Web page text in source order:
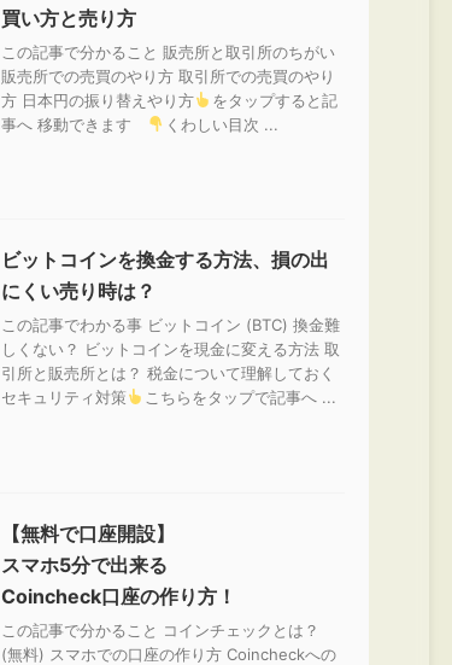
買い方と売り方
この記事で分かること 販売所と取引所のちがい
販売所での売買のやり方 取引所での売買のやり
方 日本円の振り替えやり方
をタップすると記
事へ 移動できます
くわしい目次 ...
ビットコインを換金する方法、損の出
にくい売り時は？
この記事でわかる事 ビットコイン (BTC) 換金難
しくない？ ビットコインを現金に変える方法 取
引所と販売所とは？ 税金について理解しておく
セキュリティ対策
こちらをタップで記事へ ...
【無料で口座開設】
スマホ5分で出来る
Coincheck口座の作り方！
この記事で分かること コインチェックとは？
(無料) スマホでの口座の作り方 Coincheckへの